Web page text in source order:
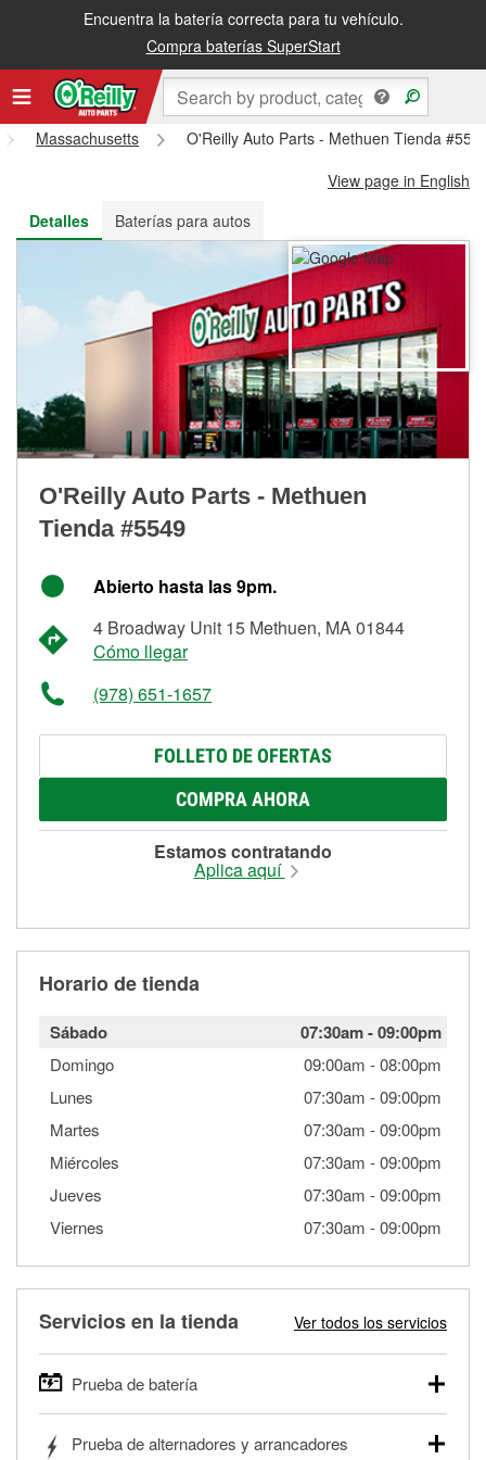
Encuentra la batería correcta para tu vehículo.
Compra baterías SuperStart
Recibe tu orden gratis al día siguiente o recógela en la tienda
Massachusetts
O'Reilly Auto Parts - Methuen Tienda
View page in English
Detalles
Baterías para autos
O'Reilly Auto Parts - Methuen
Tienda #5549
Abierto hasta las 9pm.
4 Broadway Unit 15 Methuen, MA 01844
Cómo llegar
(978) 651-1657
FOLLETO DE OFERTAS
COMPRA AHORA
Estamos contratando
Aplica aquí
Horario de tienda
Sábado 07:30am-09:00pm
Domingo 09:00am -08:00pm
Lunes
07:30am -09:00pm
Martes
07:30am -09:00pm
Miércoles
07:30am -09:00pm
Jueves
07:30am -09:00pm
Viernes
07:30am -09:00pm
Servicios en la tienda Ver todos los servicios
Prueba de batería
autos, camionetas, SUVs, vehículos comerciales y
Prueba de alternadores y arrancadores